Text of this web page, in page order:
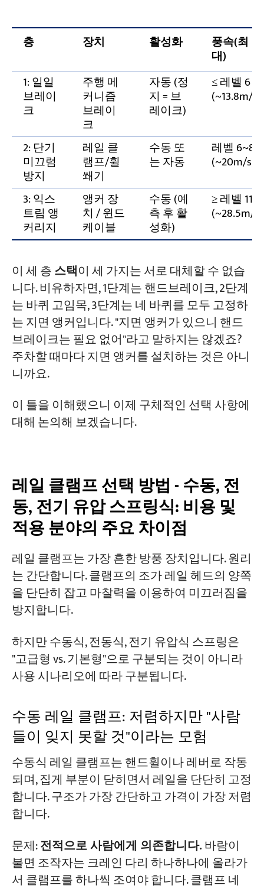
항을 꼭 기억하세요. 표준은 보편적이지 않
습니다.
자주 묻는 질문
프로젝트 구성, 저희가 도와드리겠습니다.
층 장치 활성화 풍속(최
대)
1: 일일
브레이
크
주행 메
커니즘
브레이
크
자동 (정
지 = 브
레이크)
≤ 레벨 6
(~13.8m/s)
2: 단기
미끄럼
방지
레일 클
램프/휠
쐐기
수동 또
는 자동
레벨 6~8
(~20m/s)
3: 익스
트림 앵
커리지
앵커 장
치 / 윈드
케이블
수동 (예
측 후 활
성화)
≥ 레벨 11
(~28.5m/s)
이 세 층스택이 세 가지는 서로 대체할 수 없습
니다. 비유하자면, 1단계는 핸드브레이크, 2단계
는 바퀴 고임목, 3단계는 네 바퀴를 모두 고정하
는 지면 앵커입니다. "지면 앵커가 있으니 핸드
브레이크는 필요 없어"라고 말하지는 않겠죠?
주차할 때마다 지면 앵커를 설치하는 것은 아니
니까요.
이 틀을 이해했으니 이제 구체적인 선택 사항에
대해 논의해 보겠습니다.
레일 클램프 선택 방법 - 수동, 전
동, 전기 유압 스프링식: 비용 및
적용 분야의 주요 차이점
레일 클램프는 가장 흔한 방풍 장치입니다. 원리
는 간단합니다. 클램프의 조가 레일 헤드의 양쪽
을 단단히 잡고 마찰력을 이용하여 미끄러짐을
방지합니다.
하지만 수동식, 전동식, 전기 유압식 스프링은
"고급형 vs. 기본형"으로 구분되는 것이 아니라
사용 시나리오에 따라 구분됩니다.
수동 레일 클램프: 저렴하지만 "사람
들이 잊지 못할 것"이라는 모험
수동식 레일 클램프는 핸드휠이나 레버로 작동
되며, 집게 부분이 닫히면서 레일을 단단히 고정
합니다. 구조가 가장 간단하고 가격이 가장 저렴
합니다.
문제:전적으로 사람에게 의존합니다.바람이
불면 조작자는 크레인 다리 하나하나에 올라가
서 클램프를 하나씩 조여야 합니다. 클램프 네